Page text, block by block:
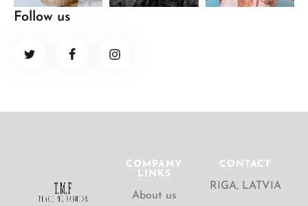
Follow us
COMPANY
LINKS
About us
CONTACT
RIGA, LATVIA